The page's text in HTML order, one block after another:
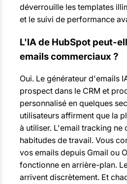
déverrouille les templates
et le suivi de performance
L'IA de HubSpot peut-
emails commerciaux ?
Oui. Le générateur d'emails
prospect dans le CRM et
personnalisé en quelques
utilisateurs affirment que la
à utiliser. L'email tracking ne
habitudes de travail. Vous
vos emails depuis Gmail ou
fonctionne en arrière-plan.
arrivent discrètement. Et